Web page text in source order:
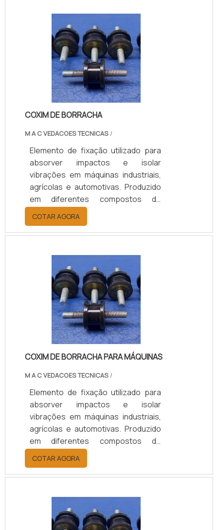
equipamentos. Disponível em
modelos personalizados, com
suporte técnico especializado para
a escolha adequada, prazos de
entrega ágeis e condições flexíveis.
COXIM DE BORRACHA
M A C VEDACOES TECNICAS /
Elemento de fixação utilizado para
absorver impactos e isolar
vibrações em máquinas industriais,
agrícolas e automotivas. Produzido
em diferentes compostos de
borracha (Natural/SBR, Neoprene,
EPDM), conforme a necessidade de
carga, temperatura e nível de
equipamentos. Disponível em
modelos personalizados, com
suporte técnico especializado para
a escolha adequada, prazos de
entrega ágeis e condições flexíveis.
COTAR AGORA
COXIM DE BORRACHA PARA MÁQUINAS
M A C VEDACOES TECNICAS /
Elemento de fixação utilizado para
absorver impactos e isolar
vibrações em máquinas industriais,
agrícolas e automotivas. Produzido
em diferentes compostos de
borracha (Natural/SBR, Neoprene,
EPDM), conforme a necessidade de
carga, temperatura e nível de
equipamentos. Disponível em
modelos personalizados, com
COTAR AGORA